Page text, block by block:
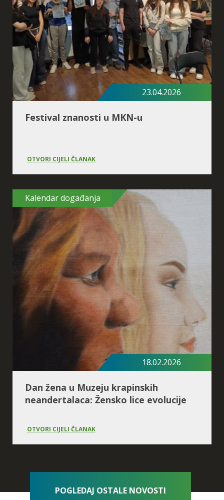
Postanak života
23.04.2026
Festival znanosti u MKN-u
OTVORI CIJELI ČLANAK
Kalendar događanja
18.02.2026
Dan žena u Muzeju krapinskih
neandertalaca: Žensko lice evolucije
OTVORI CIJELI ČLANAK
POGLEDAJ OSTALE NOVOSTI